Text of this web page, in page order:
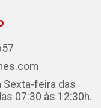
Sexta-feira das
07:30 às 12:30h.